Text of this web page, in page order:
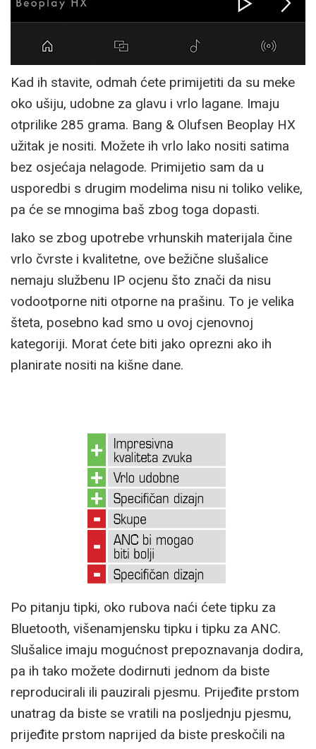
Kad ih stavite, odmah ćete primijetiti da su meke
oko ušiju, udobne za glavu i vrlo lagane. Imaju
otprilike 285 grama. Bang & Olufsen Beoplay HX
užitak je nositi. Možete ih vrlo lako nositi satima
bez osjećaja nelagode. Primijetio sam da u
usporedbi s drugim modelima nisu ni toliko velike,
pa će se mnogima baš zbog toga dopasti.
Iako se zbog upotrebe vrhunskih materijala čine
vrlo čvrste i kvalitetne, ove bežične slušalice
nemaju službenu IP ocjenu što znači da nisu
vodootporne niti otporne na prašinu. To je velika
šteta, posebno kad smo u ovoj cjenovnoj
kategoriji. Morat ćete biti jako oprezni ako ih
planirate nositi na kišne dane.
Po pitanju tipki, oko rubova naći ćete tipku za
Bluetooth, višenamjensku tipku i tipku za ANC.
Slušalice imaju mogućnost prepoznavanja dodira,
pa ih tako možete dodirnuti jednom da biste
reproducirali ili pauzirali pjesmu. Prijeđite prstom
unatrag da biste se vratili na posljednju pjesmu,
prijeđite prstom naprijed da biste preskočili na